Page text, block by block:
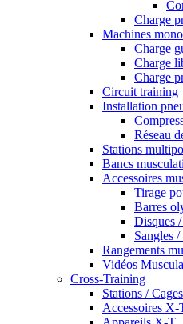
Charge
Machines
Charge
Charge
Charge
Circuit training
Installation
Réseau
Stations
Bancs
Accessoires
Tirage
Barres
Disques
Sangles
Rangements
Vidéos
Cross-Training
Stations /
Accessoires X-